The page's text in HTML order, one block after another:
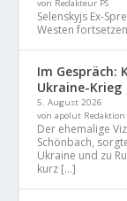
von Redakteur PS
Selenskyjs Ex-
Westen
Im Gespräch:
Ukraine-Krieg
5. August 2026
von apolut Redaktion
Der ehemalige
Schönbach,
Ukraine und zu
kurz […]